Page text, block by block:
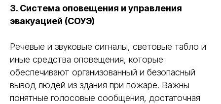
3. Система оповещения и управления
эвакуацией (СОУЭ)
Речевые и звуковые сигналы, световые табло и
иные средства оповещения, которые
обеспечивают организованный и безопасный
вывод людей из здания при пожаре. Важны
понятные голосовые сообщения, достаточная